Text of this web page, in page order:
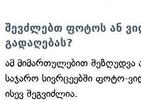
შევძლებთ ფოტოს ან
გადაღებას?
ამ მიმართულებით შეზღუდვა
საჯარო სივრცეებში ფოტო-
ისევ შეგვიძლია.